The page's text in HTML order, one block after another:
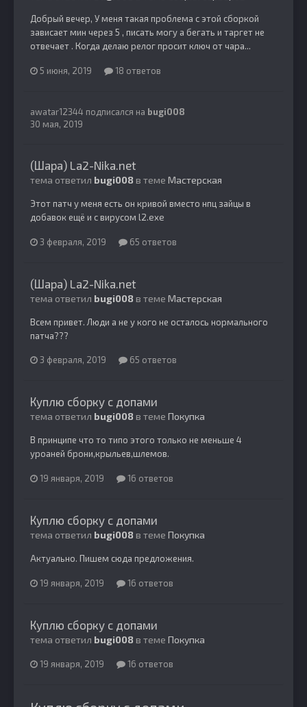
Добрый вечер, У меня такая проблема с этой сборкой
зависает мин через 5 , писать могу а бегать и таргет не
отвечает . Когда делаю релог просит ключ от чара...
5 июня, 2019 18 ответов
awatar12344 подписался на bugi008
30 мая, 2019
(Шара) La2-Nika.net
тема ответил bugi008 в теме Мастерская
Этот патч у меня есть он кривой вместо нпц зайцы в
добавок ещё и с вирусом l2.exe
3 февраля, 2019 65 ответов
(Шара) La2-Nika.net
тема ответил bugi008 в теме Мастерская
Всем привет. Люди а не у кого не осталось нормального
патча???
3 февраля, 2019 65 ответов
Куплю сборку с допами
тема ответил bugi008 в теме Покупка
В принципе что то типо этого только не меньше 4
уроаней брони,крыльев,шлемов.
19 января, 2019 16 ответов
Куплю сборку с допами
тема ответил bugi008 в теме Покупка
Актуально. Пишем сюда предложения.
19 января, 2019 16 ответов
Куплю сборку с допами
тема ответил bugi008 в теме Покупка
19 января, 2019 16 ответов